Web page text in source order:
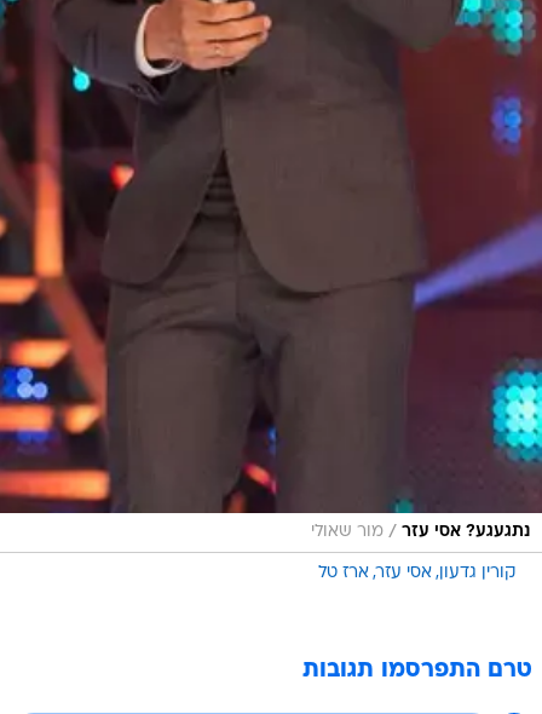
נתגעגע? אסי עזר / מור שאולי
קורין גדעון אסי עזר ארז טל
טרם התפרסמו תגובות